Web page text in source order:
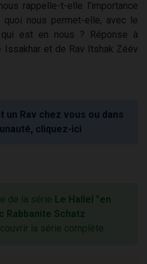
rappelle-t-elle l'importance
nous permet-elle, avec le
est en nous ? Réponse à
et de Rav Itshak Zéév
Rav chez vous ou dans
cliquez-ici
de la série Le Hallel "en
Rabbanite Schatz :
la série complète